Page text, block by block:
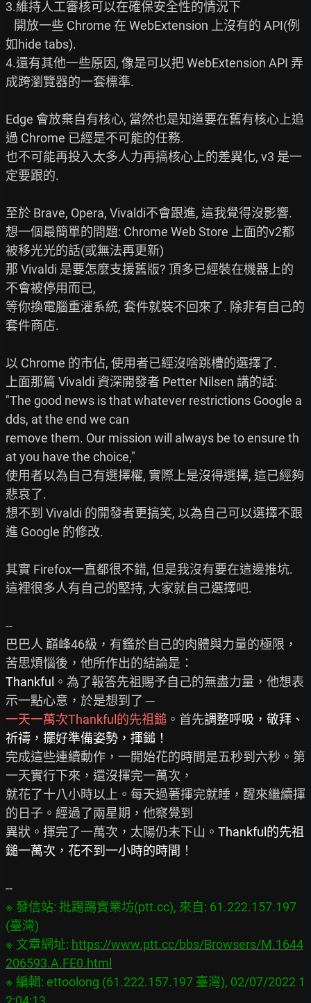
3.維持人工審核可以在確保安全性的情況下
如hide tabs).
4.還有其他一些原因, 像是可以把 WebExtension API 弄
成跨瀏覽器的一套標準.
Edge 會放棄自有核心, 當然也是知道要在舊有核心上追
過 Chrome 已經是不可能的任務.
也不可能再投入太多人力再搞核心上的差異化, v3 是一
定要跟的.
至於 Brave, Opera, Vivaldi不會跟進, 這我覺得沒影響.
想一個最簡單的問題: Chrome Web Store 上面的v2都
被移光光的話(或無法再更新)
那 Vivaldi 是要怎麼支援舊版? 頂多已經裝在機器上的
不會被停用而已,
等你換電腦重灌系統, 套件就裝不回來了. 除非有自己的
套件商店.
以 Chrome 的市佔, 使用者已經沒啥跳槽的選擇了.
上面那篇 Vivaldi 資深開發者 Petter Nilsen 講的話:
"The good news is that whatever restrictions Google a
dds, at the end we can
remove them. Our mission will always be to ensure th
at you have the choice,"
使用者以為自己有選擇權, 實際上是沒得選擇, 這已經夠
悲哀了.
想不到 Vivaldi 的開發者更搞笑, 以為自己可以選擇不跟
進 Google 的修改.
其實 Firefox一直都很不錯, 但是我沒有要在這邊推坑.
這裡很多人有自己的堅持, 大家就自己選擇吧.
--
巴巴人 巔峰46級，有鑑於自己的肉體與力量的極限，
Thankful 。為了報答先祖賜予自己的無盡力量，他想表
一天一萬次Thankful的先祖鎚 。首先調整呼吸，敬拜、
祈禱，擺好準備姿勢，揮鎚！
完成這些連續動作，一開始花的時間是五秒到六秒。第
一天實行下來，還沒揮完一萬次，
就花了十八小時以上。每天過著揮完就睡，醒來繼續揮
的日子。經過了兩星期，他察覺到
異狀。揮完了一萬次，太陽仍未下山。 Thankful的先祖
鎚一萬次，花不到一小時的時間 ！
※ 發信站: 批踢踢實業坊(ptt.cc), 來自: 61.222.157.197
(臺灣)
※ 文章網址: https://www.ptt.cc/bbs/Browsers/M.1644
206593.A.FE0.html
※ 編輯: ettoolong (61.222.157.197 臺灣), 02/07/2022 1